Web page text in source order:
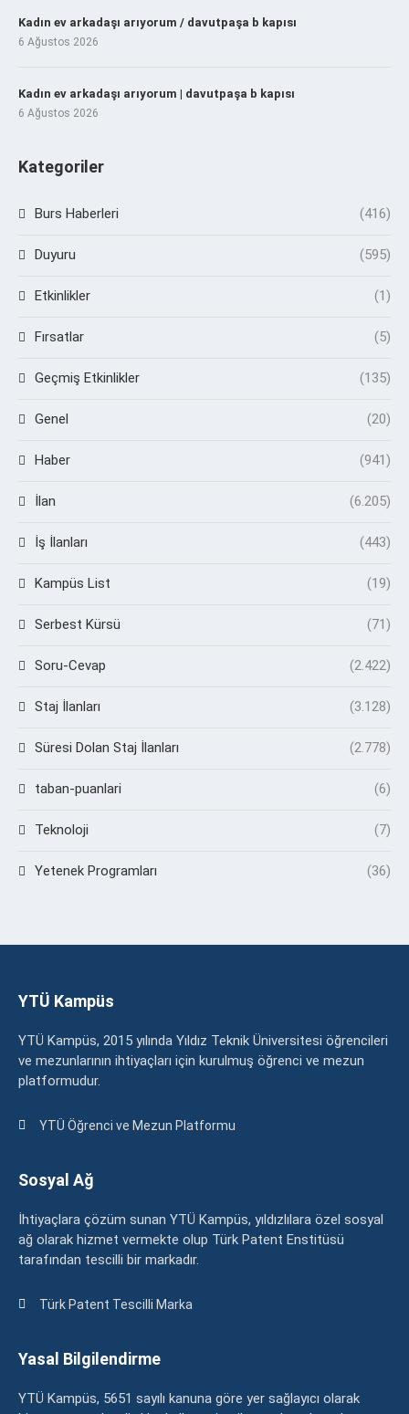
Kadın ev arkadaşı arıyorum / davutpaşa b kapısı
6 Ağustos 2026
Kadın ev arkadaşı arıyorum | davutpaşa b kapısı
6 Ağustos 2026
Kategoriler
Burs Haberleri (416)
Duyuru (595)
Etkinlikler (1)
Fırsatlar (5)
Geçmiş Etkinlikler (135)
Genel (20)
Haber (941)
İlan (6.205)
İş İlanları (443)
Kampüs List (19)
Serbest Kürsü (71)
Soru-Cevap (2.422)
Staj İlanları (3.128)
Süresi Dolan Staj İlanları (2.778)
taban-puanlari (6)
Teknoloji (7)
Yetenek Programları (36)
YTÜ Kampüs
YTÜ Kampüs, 2015 yılında Yıldız Teknik Üniversitesi öğrencileri
ve mezunlarının ihtiyaçları için kurulmuş öğrenci ve mezun
platformudur.
YTÜ Öğrenci ve Mezun Platformu
Sosyal Ağ
İhtiyaçlara çözüm sunan YTÜ Kampüs, yıldızlılara özel sosyal
ağ olarak hizmet vermekte olup Türk Patent Enstitüsü
tarafından tescilli bir markadır.
Türk Patent Tescilli Marka
Yasal Bilgilendirme
YTÜ Kampüs, 5651 sayılı kanuna göre yer sağlayıcı olarak